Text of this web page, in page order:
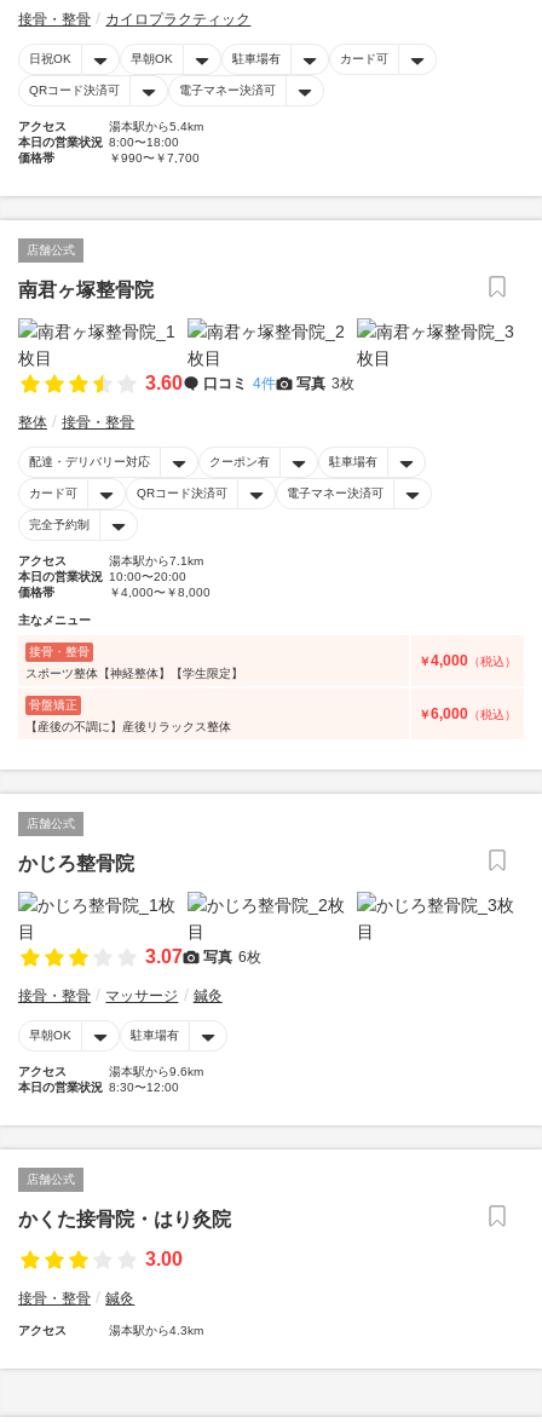
接骨・整骨 カイロプラクティック
日祝OK 早朝OK 駐車場有 カード可
QRコード決済可 電子マネー決済可
アクセス
湯本駅から5.4km
本日の営業状況 8:00〜18:00
価格帯
￥990〜￥7,700
店舗公式
南君ヶ塚整骨院
3.60 口コミ 4件 写真 3枚
整体 接骨・整骨
配達・デリバリー対応 クーポン有 駐車場有
カード可 QRコード決済可 電子マネー決済可
完全予約制
アクセス
湯本駅から7.1km
本日の営業状況 10:00〜20:00
価格帯
￥4,000〜￥8,000
主なメニュー
接骨・整骨
スポーツ整体【神経整体】【学生限定】
￥4,000 （税込）
骨盤矯正
【産後の不調に】産後リラックス整体
￥6,000 （税込）
店舗公式
かじろ整骨院
3.07 写真 6枚
接骨・整骨 マッサージ 鍼灸
早朝OK 駐車場有
アクセス
湯本駅から9.6km
本日の営業状況 8:30〜12:00
店舗公式
かくた接骨院・はり灸院
3.00
接骨・整骨 鍼灸
アクセス 湯本駅から4.3km